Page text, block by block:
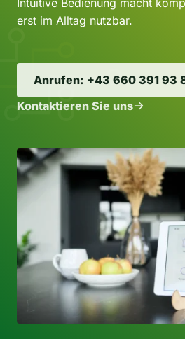
erst im Alltag nutzbar.
Anrufen: +43 660 391 93
Kontaktieren Sie uns